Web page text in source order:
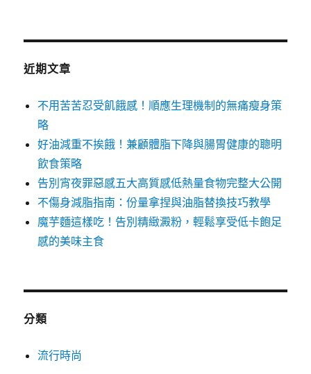
近期文章
不用苦苦忍受飢餓感！順應生理機制的無痛瘦身策
略
好油減重不挨餓！兼顧體脂下降與腸胃健康的聰明
飲食策略
告別宵夜罪惡感五大高質感低熱量食物完整大公開
不傷身減脂指南：份量拿捏與油脂替換技巧教學
魔芋麵這樣吃！告別精緻澱粉，輕鬆享受低卡飽足
感的美味主食
分類
流行時尚